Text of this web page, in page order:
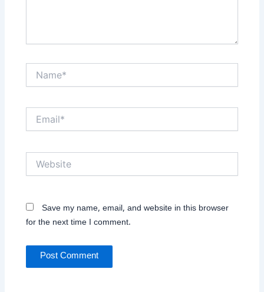
Save my name, email, and website in this browser
for the next time I comment.